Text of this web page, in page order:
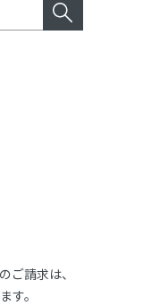
ご請求は、
す。